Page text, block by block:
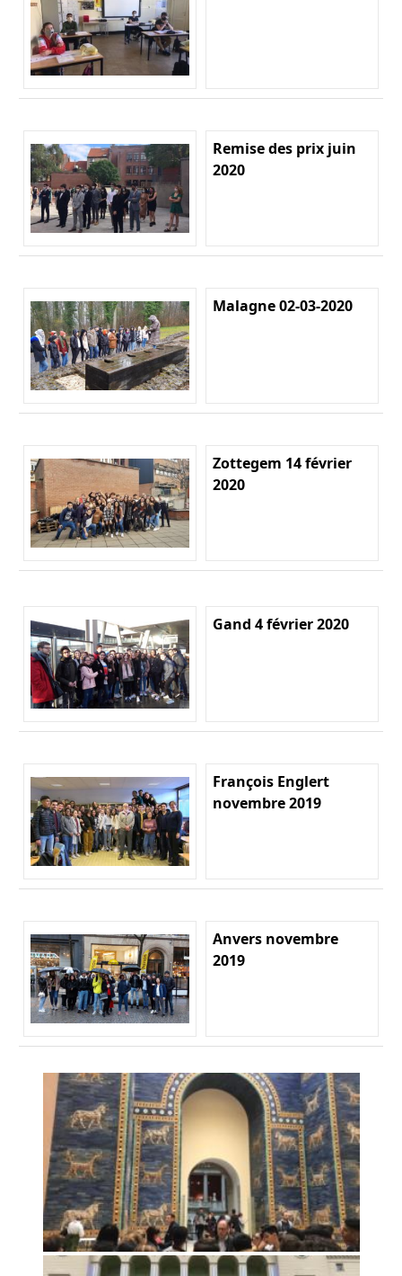
Remise des prix juin
2020
Malagne 02-03-2020
Zottegem 14 février
2020
Gand 4 février 2020
François Englert
novembre 2019
Anvers novembre
2019